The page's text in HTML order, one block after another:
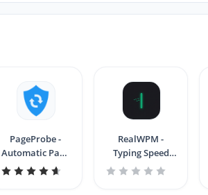
PageProbe -
Automatic Page
Monitor
RealWPM -
Typing Speed
Tracker & WPM